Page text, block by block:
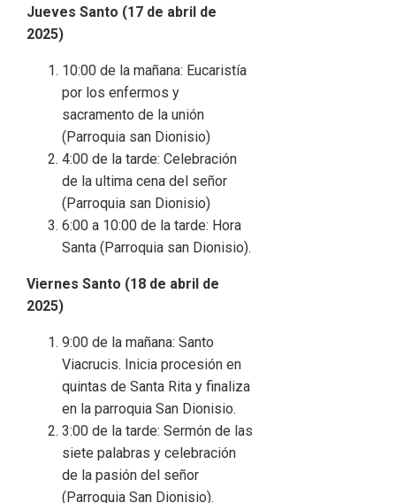
Jueves Santo (17 de abril de
2025)
10:00 de la mañana: Eucaristía
por los enfermos y
sacramento de la unión
(Parroquia san Dionisio)
4:00 de la tarde: Celebración
de la ultima cena del señor
(Parroquia san Dionisio)
6:00 a 10:00 de la tarde: Hora
Santa (Parroquia san Dionisio).
Viernes Santo (18 de abril de
2025)
9:00 de la mañana: Santo
Viacrucis. Inicia procesión en
quintas de Santa Rita y finaliza
en la parroquia San Dionisio.
3:00 de la tarde: Sermón de las
siete palabras y celebración
de la pasión del señor
(Parroquia San Dionisio).